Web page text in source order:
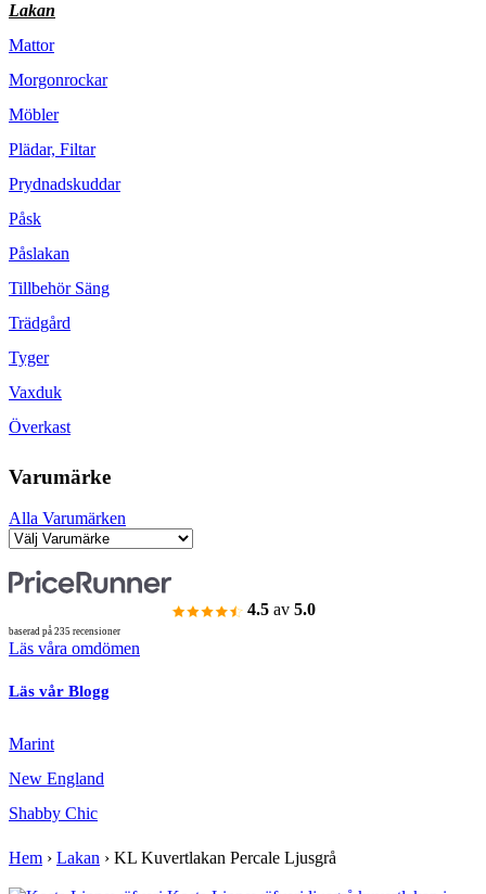
Lakan
Mattor
Morgonrockar
Möbler
Plädar, Filtar
Prydnadskuddar
Påsk
Påslakan
Tillbehör Säng
Trädgård
Tyger
Vaxduk
Överkast
Varumärke
Alla Varumärken
4.5 av 5.0
baserad på 235 recensioner
Läs våra omdömen
Läs vår Blogg
Marint
New England
Shabby Chic
Hem › Lakan › KL Kuvertlakan Percale Ljusgrå